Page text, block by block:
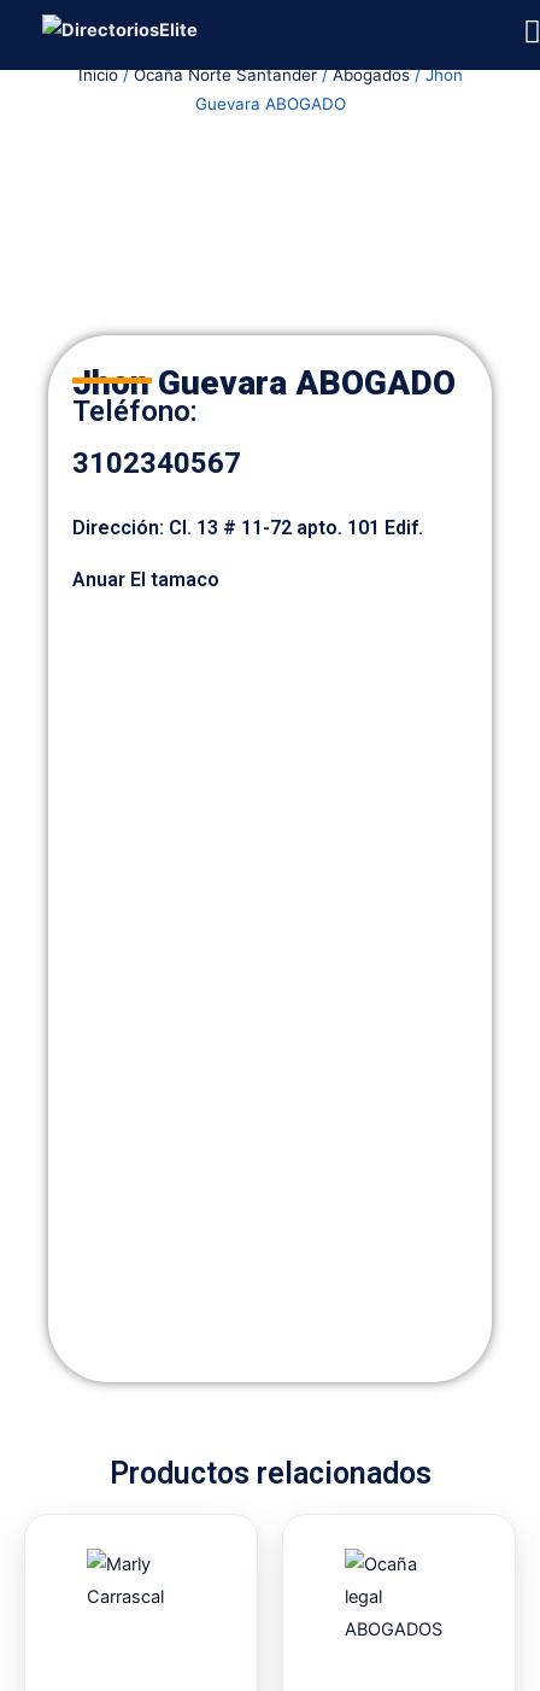
contenidoInicio/Ocaña Norte Santander/Abogados/ Jhon
Guevara ABOGADO
Jhon Guevara ABOGADO
Teléfono:
3102340567
Dirección: Cl. 13 # 11-72 apto. 101 Edif.
Anuar El tamaco
Productos relacionados